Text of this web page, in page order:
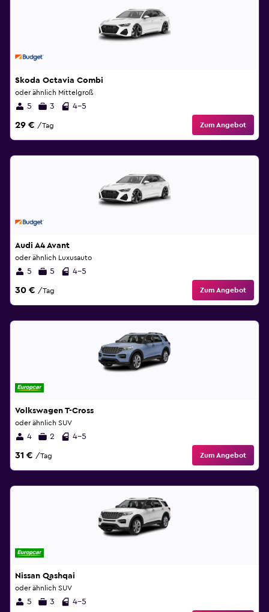
Skoda Octavia Combi
oder ähnlich Mittelgroß
5 3 4-5
29 € /Tag Zum Angebot
Audi A4 Avant
oder ähnlich Luxusauto
5 5 4-5
30 € /Tag Zum Angebot
Volkswagen T-Cross
oder ähnlich SUV
4 2 4-5
31 € /Tag Zum Angebot
Nissan Qashqai
oder ähnlich SUV
5 3 4-5